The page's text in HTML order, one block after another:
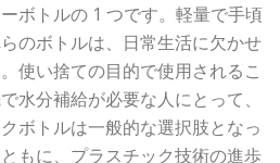
ボトルの 1 つです。軽量で手頃
のボトルは、日常生活に欠かせ
使い捨ての目的で使用されるこ
水分補給が必要な人にとって、
ボトルは一般的な選択肢となっ
もに、プラスチック技術の進歩